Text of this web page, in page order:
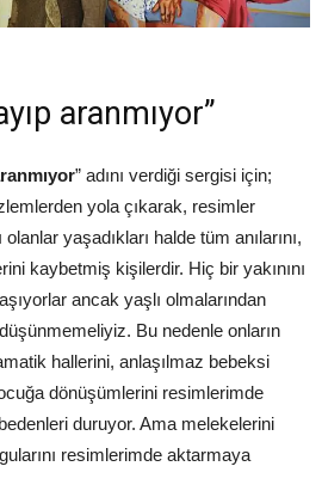
aranmıyor”
” adını verdiği sergisi için;
yola çıkarak, resimler
yaşadıkları halde tüm anılarını,
kaybetmiş kişilerdir. Hiç bir yakınını
ancak yaşlı olmalarından
Bu nedenle onların
hallerini, anlaşılmaz bebeksi
dönüşümlerini resimlerimde
duruyor. Ama melekelerini
resimlerimde aktarmaya